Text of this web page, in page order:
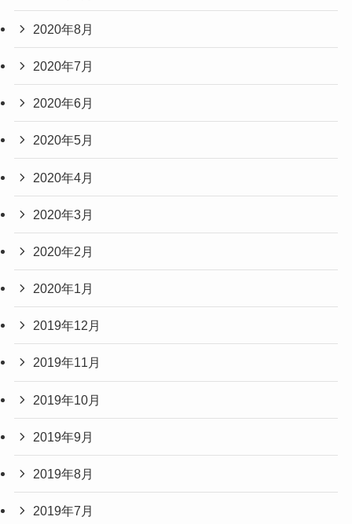
2020年8月
2020年7月
2020年6月
2020年5月
2020年4月
2020年3月
2020年2月
2020年1月
2019年12月
2019年11月
2019年10月
2019年9月
2019年8月
2019年7月